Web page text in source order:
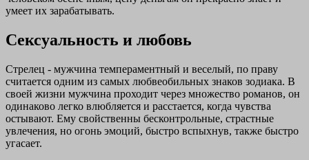
умеет их зарабатывать.
Сексуальность и любовь
Стрелец - мужчина темпераментный и веселый, по праву
считается одним из самых любвеобильных знаков зодиака. В
своей жизни мужчина проходит через множество романов, он
одинаково легко влюбляется и расстается, когда чувства
остывают. Ему свойственны бесконтрольные, страстные
увлечения, но огонь эмоций, быстро вспыхнув, также быстро
угасает.